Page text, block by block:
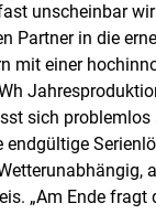
unscheinbar
Partner in die
mit einer
sich
„Am Ende